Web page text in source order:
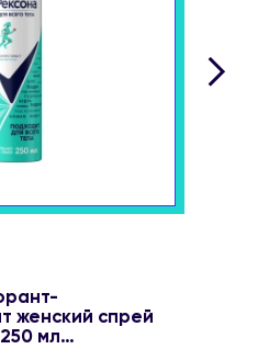
женский спрей
мл